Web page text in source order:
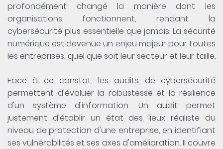
profondément changé la manière dont les
organisations fonctionnent, rendant la
cybersécurité plus essentielle que jamais. La sécurité
numérique est devenue un enjeu majeur pour toutes
les entreprises, quel que soit leur secteur et leur taille.
Face à ce constat, les audits de cybersécurité
permettent d'évaluer la robustesse et la résilience
d'un système d'information. Un audit permet
justement d'établir un état des lieux réaliste du
niveau de protection d'une entreprise, en identifiant
ses vulnérabilités et ses axes d'amélioration. Il couvre